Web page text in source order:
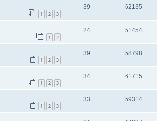
1 2 3
39 62135
1 2
24 51454
1 2 3
39 58798
1 2 3
34 61715
1 2 3
33 59314